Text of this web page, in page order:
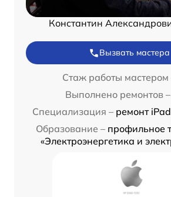
Константин
Вызвать мастера
Стаж работы мастером
Выполнено ремонтов –
Специализация – ремонт
Образование – профильное
«Электроэнергетика и